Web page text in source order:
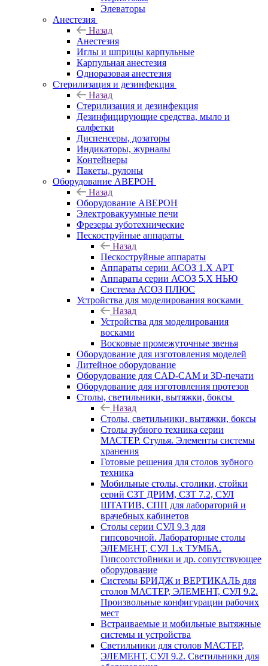
Элеваторы
Анестезия
Назад
Анестезия
Иглы и шприцы карпульные
Карпульная анестезия
Одноразовая анестезия
Стерилизация и дезинфекция
Назад
Стерилизация и дезинфекция
Дезинфицирующие средства, мыло и
салфетки
Диспенсеры, дозаторы
Индикаторы, журналы
Контейнеры
Пакеты, рулоны
Оборудование АВЕРОН
Назад
Оборудование АВЕРОН
Электровакуумные печи
Фрезеры зуботехнические
Пескоструйные аппараты
Назад
Пескоструйные аппараты
Аппараты серии АСОЗ 1.Х АРТ
Аппараты серии АСОЗ 5.Х НЬЮ
Система АСОЗ ПЛЮС
Устройства для моделирования восками
Назад
Устройства для моделирования
восками
Восковые промежуточные звенья
Оборудование для изготовления моделей
Литейное оборудование
Оборудование для CAD-CAM и 3D-печати
Оборудование для изготовления протезов
Cтолы, светильники, вытяжки, боксы
Назад
Cтолы, светильники, вытяжки, боксы
Столы зубного техника серии
МАСТЕР. Стулья. Элементы системы
хранения
Готовые решения для столов зубного
техника
Мобильные столы, столики, стойки
серий СЗТ ДРИМ, СЗТ 7.2, СУЛ
ШТАТИВ, СПП для лабораторий и
врачебных кабинетов
Столы серии СУЛ 9.3 для
гипсовочной. Лабораторные столы
ЭЛЕМЕНТ, СУЛ 1.х ТУМБА.
Гипсоотстойники и др. сопутствующее
оборудование
Системы БРИДЖ и ВЕРТИКАЛЬ для
столов МАСТЕР, ЭЛЕМЕНТ, СУЛ 9.2.
Произвольные конфигурации рабочих
мест
Встраиваемые и мобильные вытяжные
системы и устройства
Светильники для столов МАСТЕР,
ЭЛЕМЕНТ, СУЛ 9.2. Светильники для